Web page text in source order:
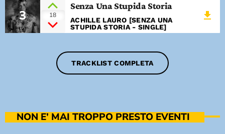
3 18
Senza Una Stupida Storia
ACHILLE LAURO [SENZA UNA
STUPIDA STORIA - SINGLE]
file_download
TRACKLIST COMPLETA
NON E’ MAI TROPPO PRESTO EVENTI